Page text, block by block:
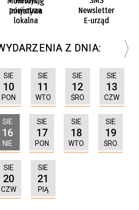
powietrza
Newsletter
Inicjatywa
lokalna
E-urząd
Z DNIA:
SIE
10
PON
SIE
11
WTO
SIE
12
ŚRO
SIE
13
CZW
SIE
16
NIE
SIE
17
PON
SIE
18
WTO
SIE
19
ŚRO
SIE
20
CZW
SIE
21
PIĄ